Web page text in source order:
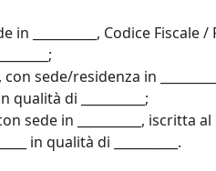
__________, Codice Fiscale /
sede/residenza in
qualità di __________;
sede in __________,
in qualità di __________.